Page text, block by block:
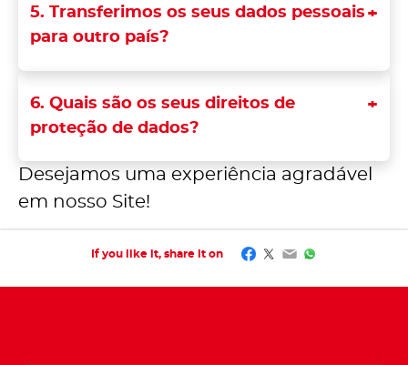
5. Transferimos os seus dados pessoais
para outro país?
6. Quais são os seus direitos de
proteção de dados?
Desejamos uma experiência agradável
em nosso Site!
If you like it, share it on Facebook
Twitter
EmailWhatsApp